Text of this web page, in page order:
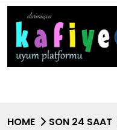
HOME SON 24 SAAT